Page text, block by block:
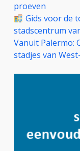
proeven
Gids voor de
stadscentrum
Vanuit Palermo:
stadjes van